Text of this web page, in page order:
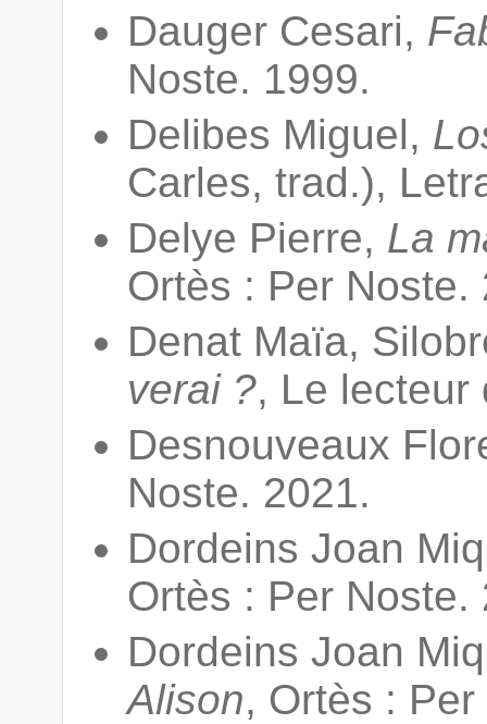
Dauger Cesari,
Noste. 1999.
Delibes Miguel,
Carles, trad.),
Delye Pierre, La
Ortès : Per Noste.
Denat Maïa,
verai ?, Le lecteur
Desnouveaux
Noste. 2021.
Dordeins Joan
Ortès : Per Noste.
Dordeins Joan
Alison, Ortès :